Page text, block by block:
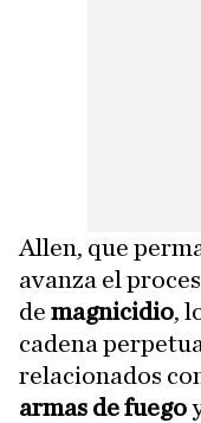
Allen, que
avanza el
de magnicidio,
cadena
relacionados
armas de fuego